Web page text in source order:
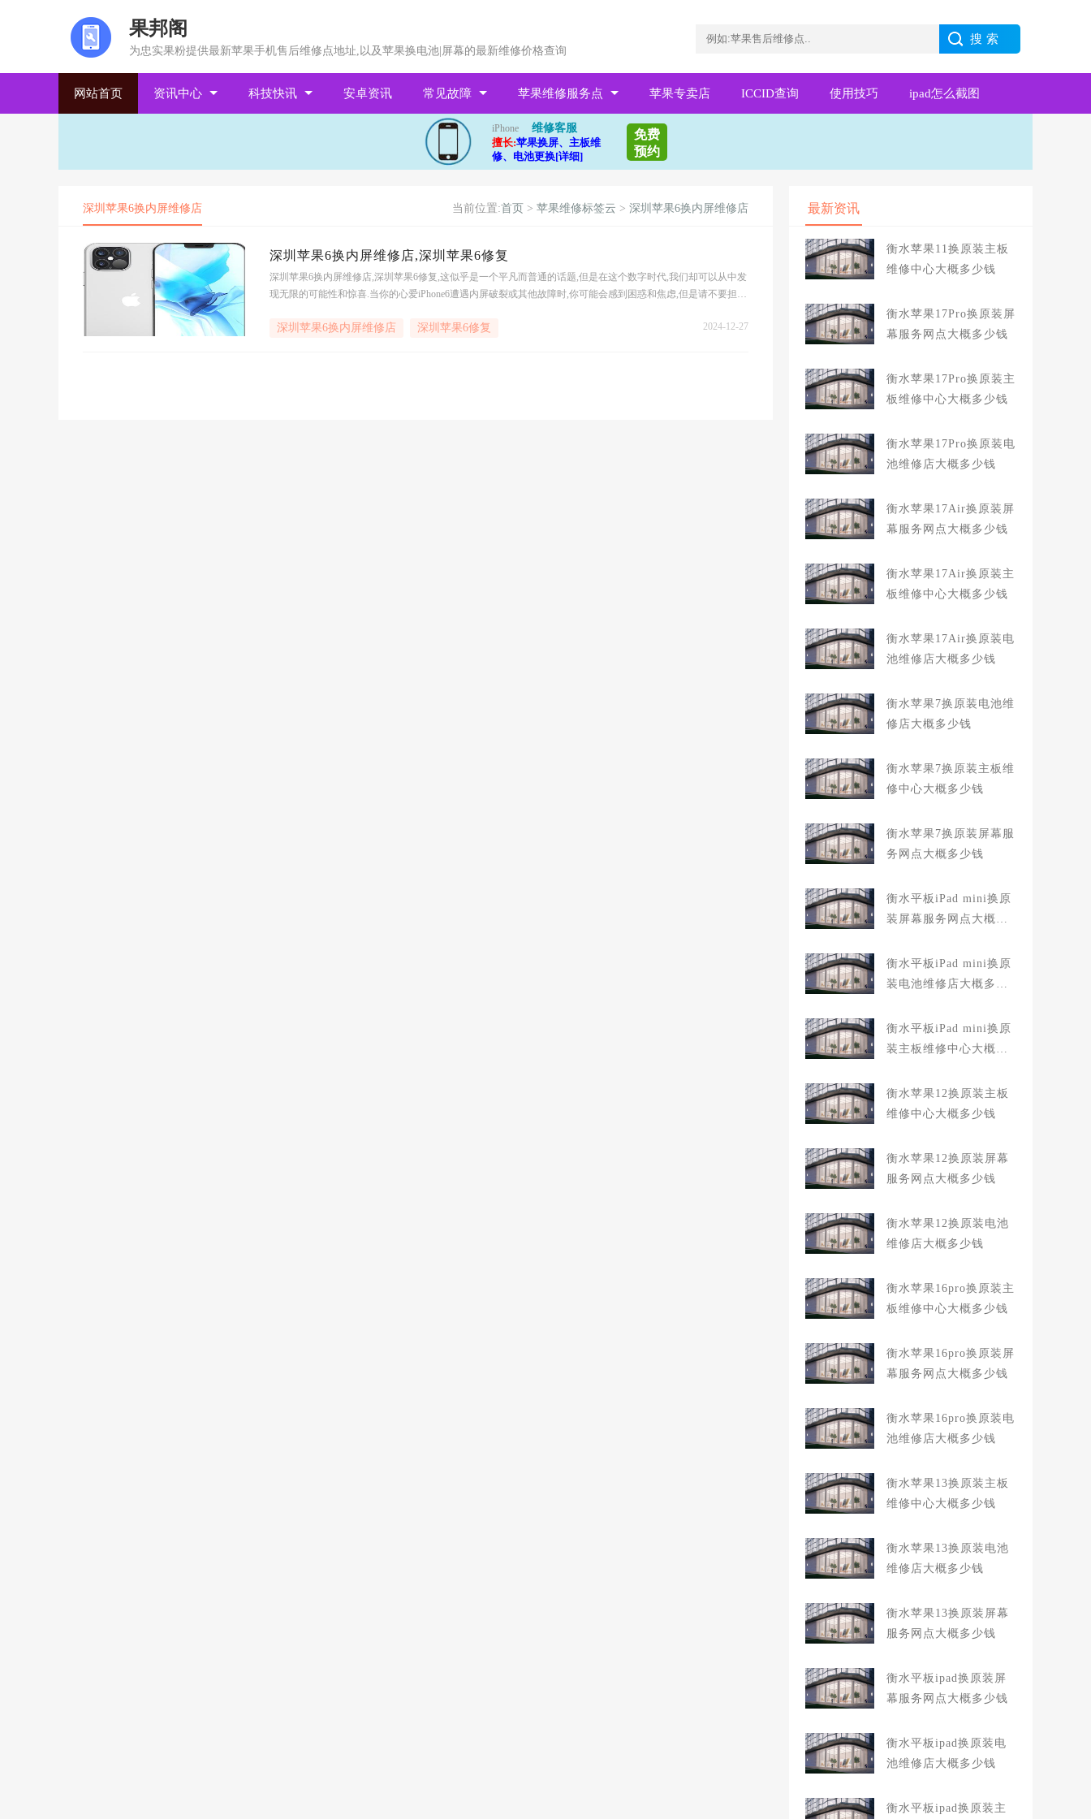
果邦阁
为忠实果粉提供最新苹果手机售后维修点地址,以及苹果换电池|屏幕的最新维修价格查询
网站首页 资讯中心 科技快讯 安卓资讯 常见故障 苹果维修服务点 苹果专卖店 ICCID查询 使用技巧 ipad怎么截图
iPhone
维修客服
擅长:苹果换屏、主板维
修、电池更换[详细]
免费
预约
深圳苹果6换内屏维修店 当前位置:首页 > 苹果维修标签云 > 深圳苹果6换内屏维修店
深圳苹果6换内屏维修店,深圳苹果6修复
深圳苹果6换内屏维修店,深圳苹果6修复,这似乎是一个平凡而普通的话题,但是在这个数字时代,我们却可以从中发
现无限的可能性和惊喜.当你的心爱iPhone6遭遇内屏破裂或其他故障时,你可能会感到困惑和焦虑,但是请不要担
的地方,更是一个神奇的魔法工坊,他们拥有着最先进的技术和
深圳苹果6换内屏维修店 深圳苹果6修复 2024-12-27
最新资讯
衡水苹果11换原装主板
维修中心大概多少钱
衡水苹果17Pro换原装屏
幕服务网点大概多少钱
衡水苹果17Pro换原装主
板维修中心大概多少钱
衡水苹果17Pro换原装电
池维修店大概多少钱
衡水苹果17Air换原装屏
幕服务网点大概多少钱
衡水苹果17Air换原装主
板维修中心大概多少钱
衡水苹果17Air换原装电
池维修店大概多少钱
衡水苹果7换原装电池维
修店大概多少钱
衡水苹果7换原装主板维
修中心大概多少钱
衡水苹果7换原装屏幕服
务网点大概多少钱
衡水平板iPad mini换原
装屏幕服务网点大概多
衡水平板iPad mini换原
装电池维修店大概多少
衡水平板iPad mini换原
装主板维修中心大概多
衡水苹果12换原装主板
维修中心大概多少钱
衡水苹果12换原装屏幕
服务网点大概多少钱
衡水苹果12换原装电池
维修店大概多少钱
衡水苹果16pro换原装主
板维修中心大概多少钱
衡水苹果16pro换原装屏
幕服务网点大概多少钱
衡水苹果16pro换原装电
池维修店大概多少钱
衡水苹果13换原装主板
维修中心大概多少钱
衡水苹果13换原装电池
维修店大概多少钱
衡水苹果13换原装屏幕
服务网点大概多少钱
衡水平板ipad换原装屏
幕服务网点大概多少钱
衡水平板ipad换原装电
池维修店大概多少钱
衡水平板ipad换原装主